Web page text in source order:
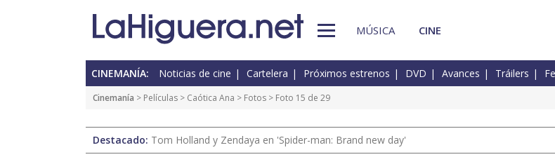
MÚSICA CINE
CINEMANÍA: Noticias de cine Cartelera Próximos estrenos DVD Avances Tráilers
Cinemanía > Películas > Caótica Ana > Fotos > Foto 15 de 29
Destacado: Tom Holland y Zendaya en 'Spider-man: Brand new day'